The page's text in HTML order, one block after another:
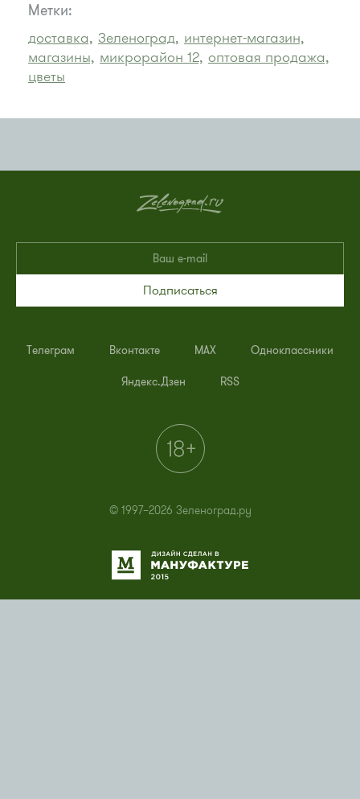
Метки:
доставка, Зеленоград, интернет-магазин,
магазины, микрорайон 12, оптовая продажа,
цветы
Подписаться
Телеграм Вконтакте MAX Одноклассники
Яндекс.Дзен RSS
© 1997–2026 Зеленоград.ру